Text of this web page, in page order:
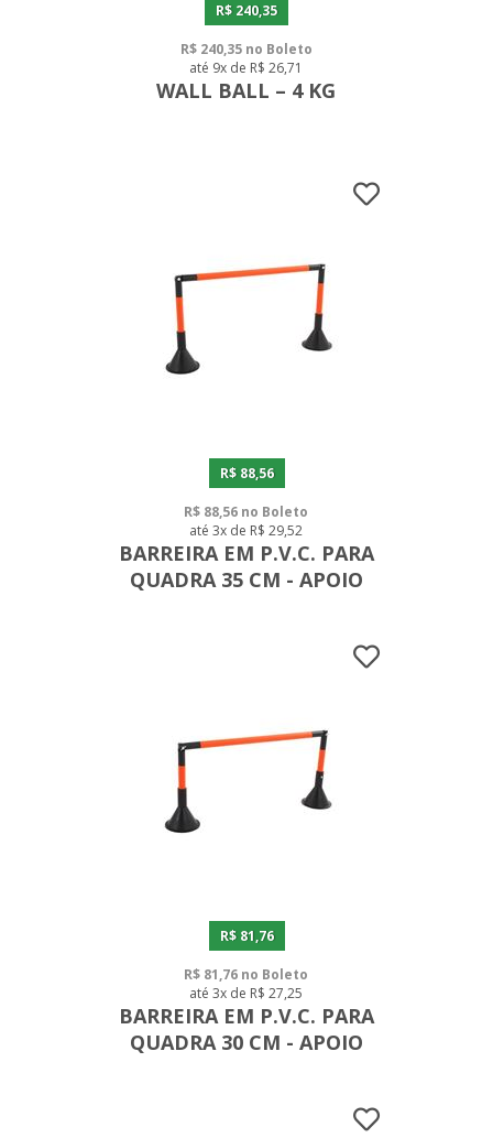
R$ 240,35
R$ 240,35 no Boleto
até 9x de R$ 26,71
WALL BALL – 4 KG
R$ 88,56
R$ 88,56 no Boleto
até 3x de R$ 29,52
BARREIRA EM P.V.C. PARA
QUADRA 35 CM - APOIO
R$ 81,76
R$ 81,76 no Boleto
até 3x de R$ 27,25
BARREIRA EM P.V.C. PARA
QUADRA 30 CM - APOIO